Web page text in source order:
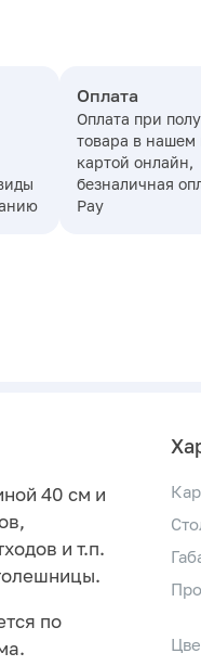
Оплата
Оплата при
товара в нашем
картой онлайн,
безналичная
Pay
40 см и
и т.п.
по